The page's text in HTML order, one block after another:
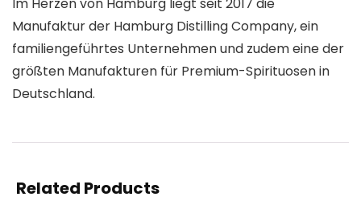
Im Herzen von Hamburg liegt seit 2017 die
Manufaktur der Hamburg Distilling Company, ein
familiengeführtes Unternehmen und zudem eine der
größten Manufakturen für Premium-Spirituosen in
Deutschland.
Related Products